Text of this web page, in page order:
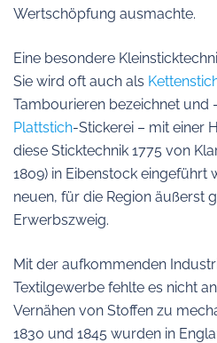
Wertschöpfung ausmachte.
Eine besondere
Sie wird oft auch als
Tambourieren bezeichnet und
Plattstich-Stickerei – mit einer
diese Sticktechnik 1775 von
1809) in Eibenstock eingeführt
neuen, für die Region äußerst
Erwerbszweig.
Mit der aufkommenden
Textilgewerbe fehlte es nicht
Vernähen von Stoffen zu
1830 und 1845 wurden in